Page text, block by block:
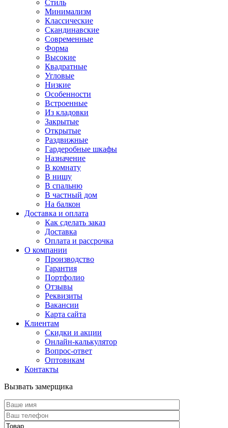
Стиль
Минимализм
Классические
Скандинавские
Современные
Форма
Высокие
Квадратные
Угловые
Низкие
Особенности
Встроенные
Из кладовки
Закрытые
Открытые
Раздвижные
Гардеробные шкафы
Назначение
В комнату
В нишу
В спальню
В частный дом
На балкон
Доставка и оплата
Как сделать заказ
Доставка
Оплата и рассрочка
О компании
Производство
Гарантия
Портфолио
Отзывы
Реквизиты
Вакансии
Карта сайта
Клиентам
Скидки и акции
Онлайн-калькулятор
Вопрос-ответ
Оптовикам
Контакты
Вызвать замерщика